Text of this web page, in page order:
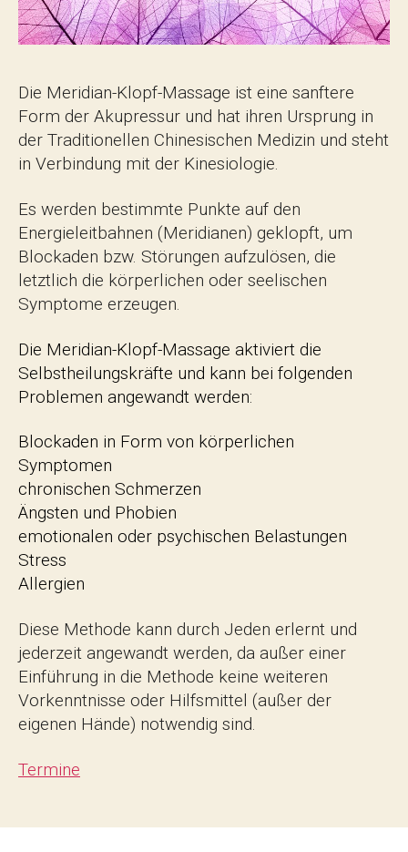
Die Meridian-Klopf-Massage ist eine sanftere
Form der Akupressur und hat ihren Ursprung in
der Traditionellen Chinesischen Medizin und steht
in Verbindung mit der Kinesiologie.
Es werden bestimmte Punkte auf den
Energieleitbahnen (Meridianen) geklopft, um
Blockaden bzw. Störungen aufzulösen, die
letztlich die körperlichen oder seelischen
Symptome erzeugen.
Die Meridian-Klopf-Massage aktiviert die
Selbstheilungskräfte und kann bei folgenden
Problemen angewandt werden:
Blockaden in Form von körperlichen
Symptomen
chronischen Schmerzen
Ängsten und Phobien
emotionalen oder psychischen Belastungen
Stress
Allergien
Diese Methode kann durch Jeden erlernt und
jederzeit angewandt werden, da außer einer
Einführung in die Methode keine weiteren
Vorkenntnisse oder Hilfsmittel (außer der
eigenen Hände) notwendig sind.
Termine